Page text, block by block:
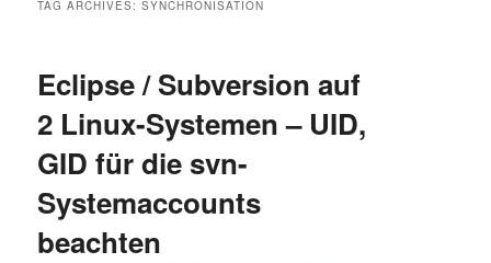
TAG ARCHIVES:SYNCHRONISATION
Eclipse / Subversion auf
2 Linux-Systemen – UID,
GID für die svn-
Systemaccounts
beachten